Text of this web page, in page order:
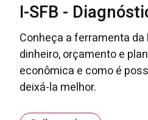
I-SFB -
Conheça a ferramenta
dinheiro, orçamento e
econômica e como é
deixá-la melhor.